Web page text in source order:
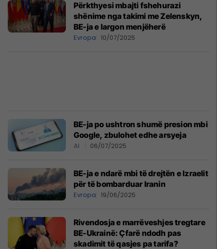
Përkthyesi mbajti fshehurazi
shënime nga takimi me Zelenskyn,
BE-ja e largon menjëherë
Evropa 10/07/2025
BE-ja po ushtron shumë presion mbi
Google, zbulohet edhe arsyeja
AI 06/07/2025
BE-ja e ndarë mbi të drejtën e Izraelit
për të bombarduar Iranin
Evropa 19/06/2025
Rivendosja e marrëveshjes tregtare
BE-Ukrainë: Çfarë ndodh pas
skadimit të qasjes pa tarifa?